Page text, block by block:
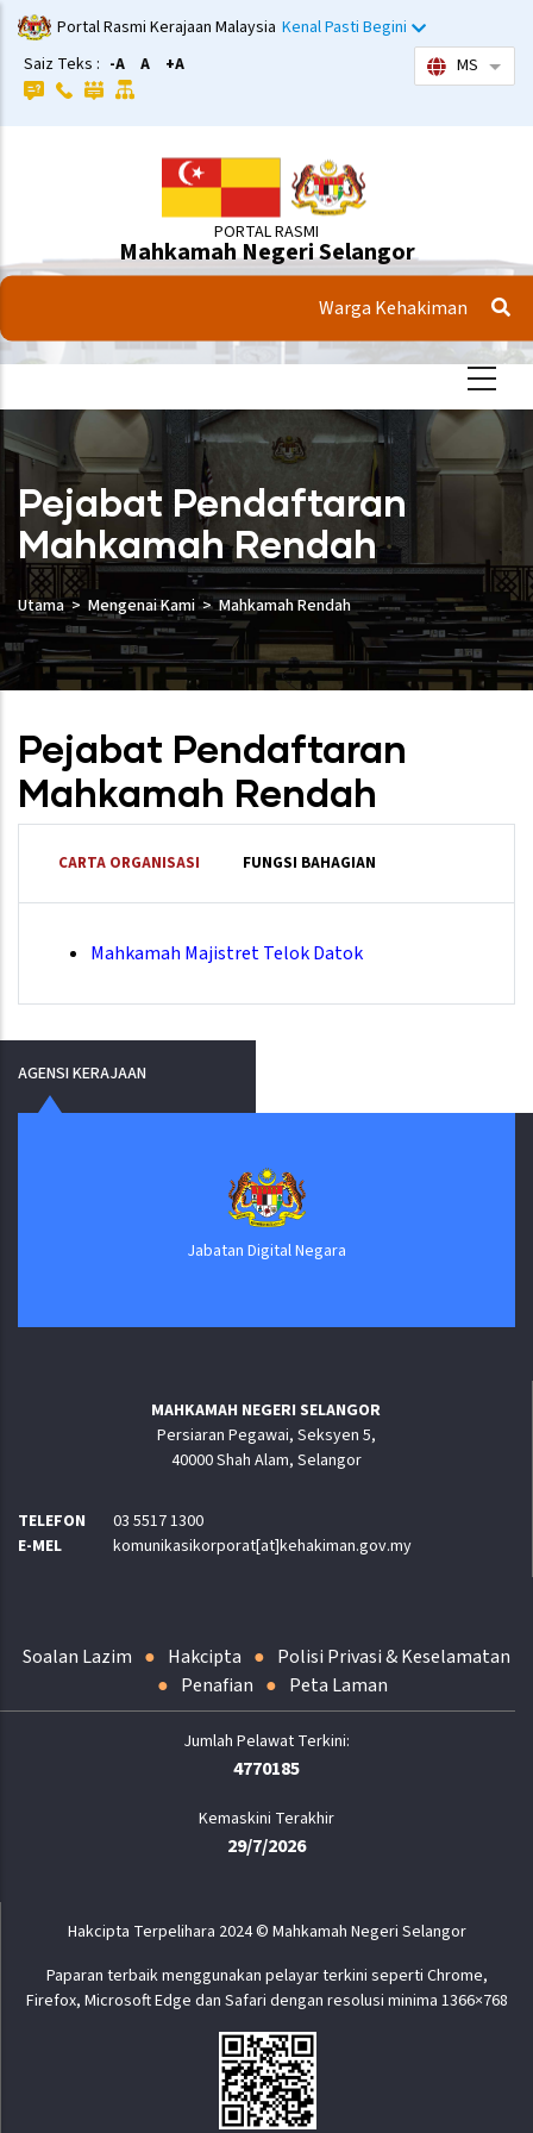
Langkau
ke
kandungan
utama
Portal Rasmi Kerajaan Malaysia Kenal Pasti Begini
Saiz Teks : -A A +A MS
PORTAL RASMI
Mahkamah Negeri Selangor
Warga Kehakiman
Pejabat Pendaftaran
Mahkamah Rendah
Utama Mengenai Kami Mahkamah Rendah
Pejabat Pendaftaran
Mahkamah Rendah
CARTA ORGANISASI FUNGSI BAHAGIAN
Mahkamah Majistret Telok Datok
AGENSI KERAJAAN
Jabatan Digital Negara
MAHKAMAH NEGERI SELANGOR
Persiaran Pegawai, Seksyen 5,
40000 Shah Alam, Selangor
TELEFON
03 5517 1300
E-MEL
komunikasikorporat[at]kehakiman.gov.my
Soalan Lazim Hakcipta
Polisi Privasi & Keselamatan
Penafian
Peta Laman
4770185
Kemaskini Terakhir
29/7/2026
Hakcipta Terpelihara 2024 © Mahkamah Negeri Selangor
Paparan terbaik menggunakan pelayar terkini seperti Chrome,
Firefox, Microsoft Edge dan Safari dengan resolusi minima 1366×768